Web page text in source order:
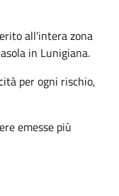
all'intera zona
in Lunigiana.
per ogni rischio,
emesse più